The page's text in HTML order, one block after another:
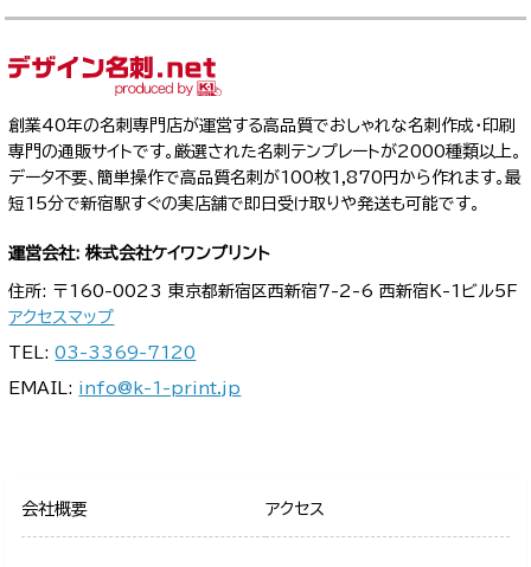
創業40年の名刺専門店が運営する高品質でおしゃれな名刺作成・印刷
専門の通販サイトです。厳選された名刺テンプレートが2000種類以上。
データ不要、簡単操作で高品質名刺が100枚1,870円から作れます。最
短15分で新宿駅すぐの実店舗で即日受け取りや発送も可能です。
運営会社: 株式会社ケイワンプリント
住所: 〒160-0023 東京都新宿区西新宿7-2-6 西新宿K-1ビル5F
アクセスマップ
TEL:03-3369-7120
EMAIL: info@k-1-print.jp
会社概要 アクセス